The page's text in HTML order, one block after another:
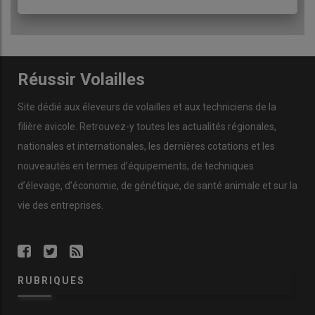
– Les attentes sociétales peuvent devenir des leviers au
trajectoires d’évolution des pratiques
– Les éleveurs attendent des repères clairs, adaptés à
– La reconnaissance des efforts et progrès réalisés
favorise l’envie d’aller plus loin
– 96 %
des éleveurs jugent le bien-être animal
satisfaisant ou très satisfaisant en élevage
Réussir Volailles
Site dédié aux éleveurs de volailles et aux techniciens de la
filière avicole. Retrouvez-y toutes les actualités régionales,
nationales et internationales, les dernières cotations et les
nouveautés en termes d’équipements, de techniques
d’élevage, d’économie, de génétique, de santé animale et sur la
vie des entreprises.
RUBRIQUES